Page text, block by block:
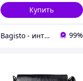
Купить
Bagisto - интернет магазин аксессуаров 99%